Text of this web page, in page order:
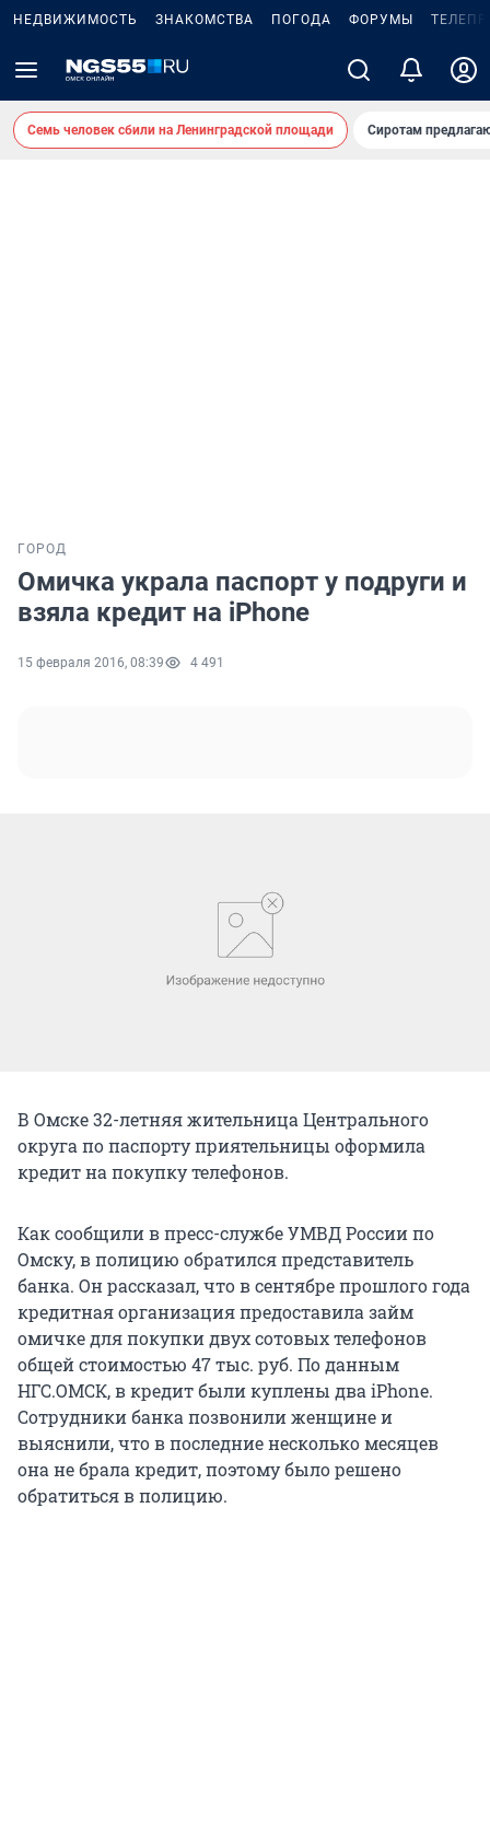
НЕДВИЖИМОСТЬ ЗНАКОМСТВА ПОГОДА ФОРУМЫ
Семь человек сбили на Ленинградской площади Сиротам
ГОРОД
Омичка украла паспорт у подруги и
взяла кредит на iPhone
15 февраля 2016, 08:39 4 491
В Омске 32-летняя жительница Центрального
округа по паспорту приятельницы оформила
кредит на покупку телефонов.
Как сообщили в пресс-службе УМВД России по
Омску, в полицию обратился представитель
банка. Он рассказал, что в сентябре прошлого года
кредитная организация предоставила займ
омичке для покупки двух сотовых телефонов
общей стоимостью 47 тыс. руб. По данным
НГС.ОМСК, в кредит были куплены два iPhone.
Сотрудники банка позвонили женщине и
выяснили, что в последние несколько месяцев
она не брала кредит, поэтому было решено
обратиться в полицию.